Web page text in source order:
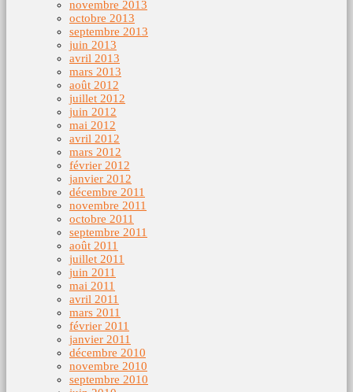
novembre 2013
octobre 2013
septembre 2013
juin 2013
avril 2013
mars 2013
août 2012
juillet 2012
juin 2012
mai 2012
avril 2012
mars 2012
février 2012
janvier 2012
décembre 2011
novembre 2011
octobre 2011
septembre 2011
août 2011
juillet 2011
juin 2011
mai 2011
avril 2011
mars 2011
février 2011
janvier 2011
décembre 2010
novembre 2010
septembre 2010